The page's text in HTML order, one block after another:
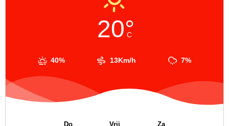
20°
C
40% 13Km/h 7%
Do Vrij Za